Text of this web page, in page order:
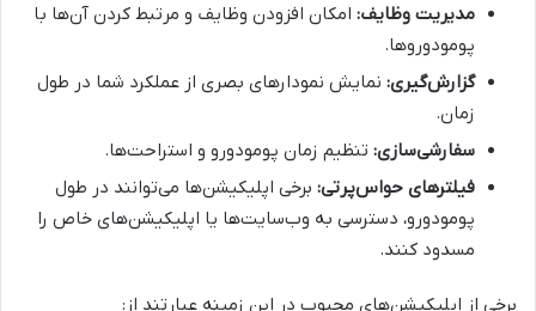
مدیریت وظایف: امکان افزودن وظایف و مرتبط کردن آن‌ها با
پومودوروها.
گزارش‌گیری: نمایش نمودارهای بصری از عملکرد شما در طول
زمان.
سفارشی‌سازی: تنظیم زمان پومودورو و استراحت‌ها.
فیلترهای حواس‌پرتی: برخی اپلیکیشن‌ها می‌توانند در طول
پومودورو، دسترسی به وب‌سایت‌ها یا اپلیکیشن‌های خاص را
مسدود کنند.
برخی از اپلیکیشن‌های محبوب در این زمینه عبارتند از: